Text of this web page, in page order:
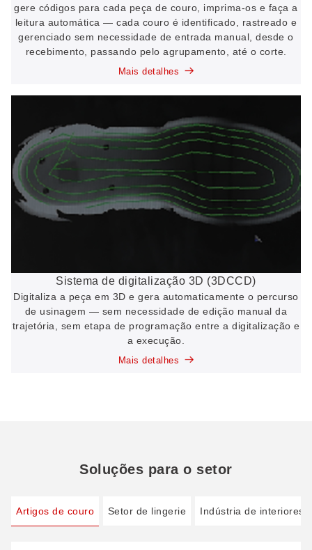
gere códigos para cada peça de couro, imprima-os e faça a
leitura automática — cada couro é identificado, rastreado e
gerenciado sem necessidade de entrada manual, desde o
recebimento, passando pelo agrupamento, até o corte.
Mais detalhes
Sistema de digitalização 3D (3DCCD)
Digitaliza a peça em 3D e gera automaticamente o percurso
de usinagem — sem necessidade de edição manual da
trajetória, sem etapa de programação entre a digitalização e
a execução.
Mais detalhes
Soluções para o setor
Artigos de couro Setor de lingerie Indústria de interiores